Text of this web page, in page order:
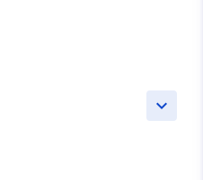
keyboard_arrow_down